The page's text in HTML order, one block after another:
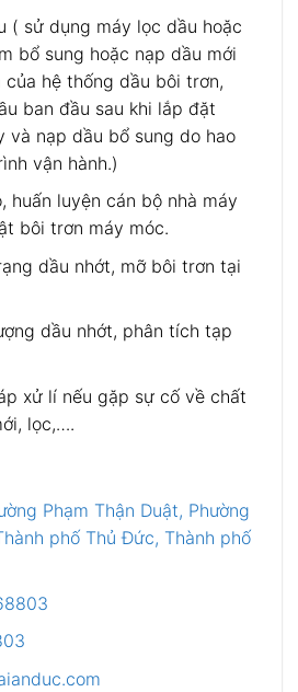
( sử dụng máy lọc dầu hoặc
bổ sung hoặc nạp dầu mới
hệ thống dầu bôi trơn,
ban đầu sau khi lắp đặt
và nạp dầu bổ sung do hao
vận hành.)
huấn luyện cán bộ nhà máy
bôi trơn máy móc.
dầu nhớt, mỡ bôi trơn tại
dầu nhớt, phân tích tạp
xử lí nếu gặp sự cố về chất
lọc,….
Phạm Thận Duật, Phường
phố Thủ Đức, Thành phố